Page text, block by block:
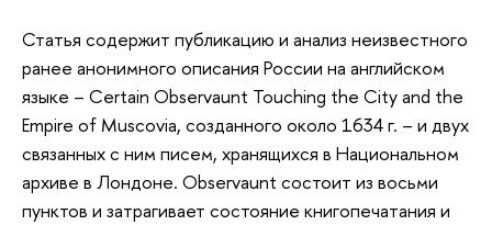
Статья содержит публикацию и анализ неизвестного
ранее анонимного описания России на английском
языке – Certain Observaunt Touching the City and the
Empire of Muscovia, созданного около 1634 г. – и двух
связанных с ним писем, хранящихся в Национальном
архиве в Лондоне. Observaunt состоит из восьми
пунктов и затрагивает состояние книгопечатания и